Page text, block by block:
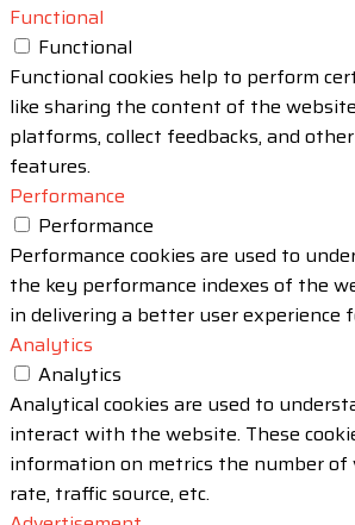
Functional
Functional
Functional cookies help to perform
like sharing the content of the
platforms, collect feedbacks, and
features.
Performance
Performance
Performance cookies are used to
the key performance indexes of the
in delivering a better user experience
Analytics
Analytics
Analytical cookies are used to
interact with the website. These
information on metrics the number of
rate, traffic source, etc.